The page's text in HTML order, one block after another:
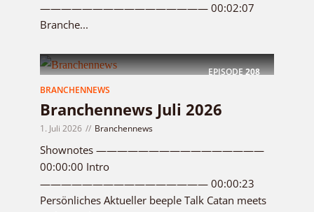
———————————————— 00:02:07
Branche...
EPISODE208
BRANCHENNEWS
Branchennews Juli 2026
1. Juli 2026 Branchennews
Shownotes ————————————————
00:00:00 Intro
———————————————— 00:00:23
Persönliches Aktueller beeple Talk Catan meets